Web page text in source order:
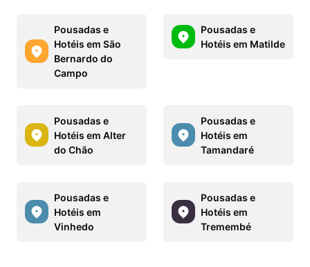
Pousadas e
Hotéis em São
Bernardo do
Campo
Pousadas e
Hotéis em Matilde
Pousadas e
Hotéis em Alter
do Chão
Pousadas e
Hotéis em
Tamandaré
Pousadas e
Hotéis em
Vinhedo
Pousadas e
Hotéis em
Tremembé